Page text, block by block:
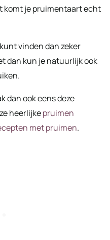
komt je pruimentaart echt
vinden dan zeker
dan kun je natuurlijk ook
dan ook eens deze
heerlijkepruimen
met pruimen.